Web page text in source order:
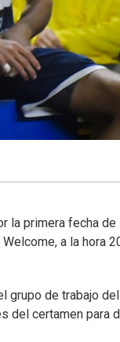
la primera fecha de
a la hora
grupo de trabajo
del certamen para